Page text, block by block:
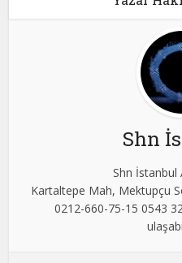
Shn
Shn İstanbul
Kartaltepe Mah, Mektupçu
0212-660-75-15 0543